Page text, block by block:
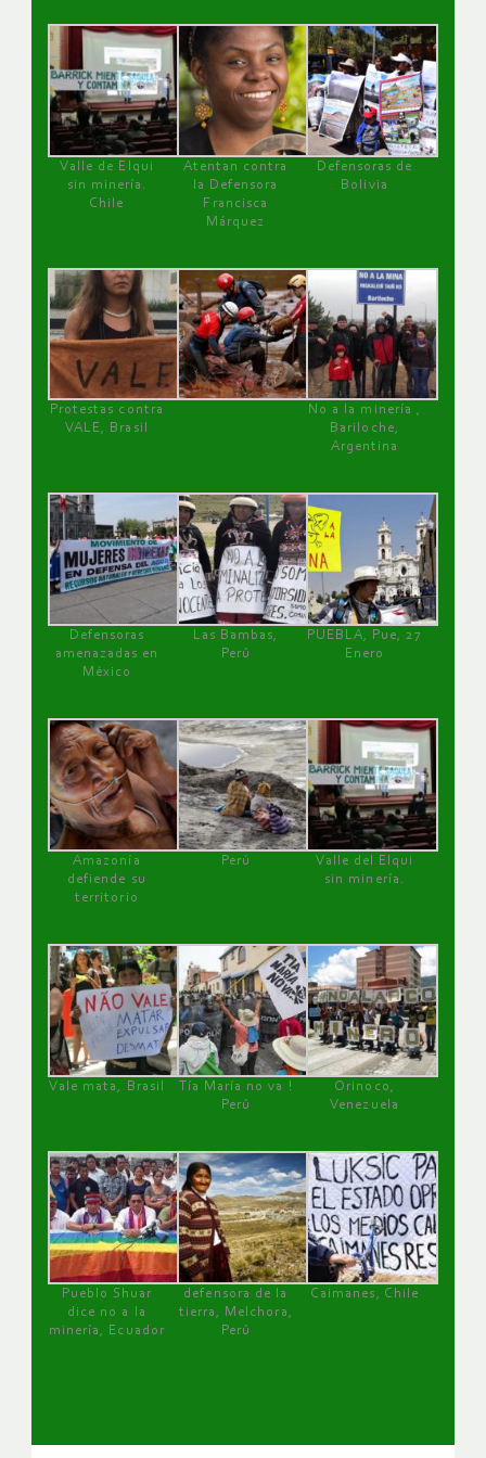
Valle de Elqui
sin minería.
Chile
Atentan contra
la Defensora
Francisca
Márquez
Defensoras de
Bolivia
Protestas contra
VALE, Brasil
No a la minería ,
Bariloche,
Argentina
Defensoras
amenazadas en
México
Las Bambas,
Perú
PUEBLA, Pue, 27
Enero
Amazonía
defiende su
territorio
Perú
Valle del Elqui
sin minería.
Vale mata, Brasil
Tía María no va !
Perú
Orinoco,
Venezuela
Pueblo Shuar
dice no a la
minería, Ecuador
defensora de la
tierra, Melchora,
Perú
Caimanes, Chile